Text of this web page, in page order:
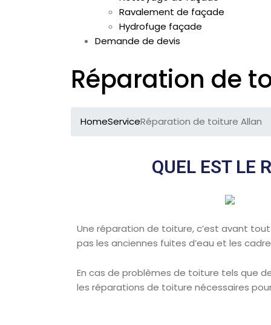
Ravalement de façade
Hydrofuge façade
Demande de devis
Réparation de
HomeServiceRéparation de toiture Allan
QUEL EST LE
Une réparation de toiture, c’est avant
pas les anciennes fuites d’eau et les
En cas de problèmes de toiture tels que
les réparations de toiture nécessaires